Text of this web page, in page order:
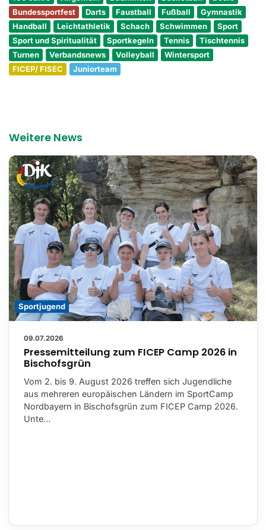
Bundessportfest
Darts Faustball Fußball
Gymnastik
Handball
Leichtathletik Schach Schwimmen
Sport
Sport und Spiritualität
Sportkegeln Tennis
Tischtennis
Turnen
Verbandsnews Volleyball
Wintersport
FICEP/ FISEC
Juniorteam
Weitere News
Sportjugend
09.07.2026
Pressemitteilung zum FICEP Camp 2026 in
Bischofsgrün
Vom 2. bis 9. August 2026 treffen sich Jugendliche
aus mehreren europäischen Ländern im SportCamp
Nordbayern in Bischofsgrün zum FICEP Camp 2026.
Unte…